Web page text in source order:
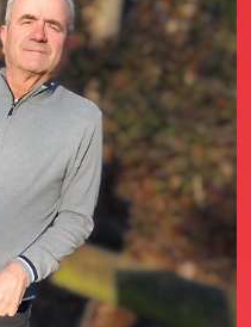
di Più
Pilla
Più